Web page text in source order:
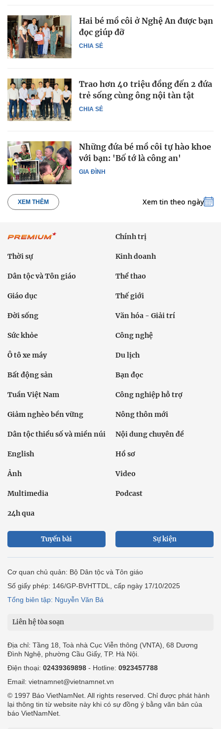
CHIA SẺ
Hai bé mồ côi ở Nghệ An được bạn
đọc giúp đỡ
CHIA SẺ
Trao hơn 40 triệu đồng đến 2 đứa
trẻ sống cùng ông nội tàn tật
GIA ĐÌNH
Những đứa bé mồ côi tự hào khoe
với bạn: 'Bố tớ là công an'
XEM THÊM Xem tin theo ngày
Chính trị
Thời sự Kinh doanh
Dân tộc và Tôn giáo Thể thao
Giáo dục Thế giới
Đời sống Văn hóa - Giải trí
Sức khỏe Công nghệ
Ô tô xe máy Du lịch
Bất động sản Bạn đọc
Tuần Việt Nam Công nghiệp hỗ trợ
Giảm nghèo bền vững Nông thôn mới
Dân tộc thiểu số và miền núi Nội dung chuyên đề
English Hồ sơ
Ảnh Video
Multimedia Podcast
24h qua
Tuyến bài Sự kiện
Cơ quan chủ quản: Bộ Dân tộc và Tôn giáo
Số giấy phép: 146/GP-BVHTTDL, cấp ngày 17/10/2025
Tổng biên tập: Nguyễn Văn Bá
Liên hệ tòa soạn
Địa chỉ: Tầng 18, Toà nhà Cục Viễn thông (VNTA), 68 Dương
Đình Nghệ, phường Cầu Giấy, TP. Hà Nội.
Điện thoại: 02439369898 - Hotline: 0923457788
Email: vietnamnet@vietnamnet.vn
© 1997 Báo VietNamNet. All rights reserved. Chỉ được phát hành
lại thông tin từ website này khi có sự đồng ý bằng văn bản của
báo VietNamNet.